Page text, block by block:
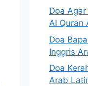
Doa
Al Quran
Doa
Inggris
Doa
Arab